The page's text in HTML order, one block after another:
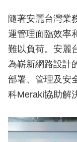
隨著安麗台灣業
運管理面臨效率
難以負荷。安麗
為嶄新網路設計
部署、管理及安
科Meraki協助解